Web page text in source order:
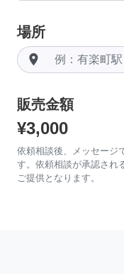
場所
room
販売金額
¥3,000
依頼相談後、メッセージ
す。依頼相談が承認され
ご提供となります。